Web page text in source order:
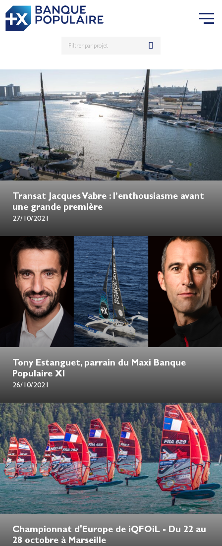
Transat Jacques Vabre : l’enthousiasme avant
une grande première
27/10/2021
Tony Estanguet, parrain du Maxi Banque
Populaire XI
26/10/2021
Championnat d'Europe de iQFOiL - Du 22 au
28 octobre à Marseille